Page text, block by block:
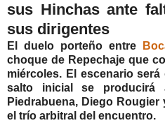
sus Hinchas ante
sus dirigentes
El duelo porteño entre
choque de Repechaje que
miércoles. El escenario
salto inicial se producirá
Piedrabuena, Diego
el trío arbitral del encuentro.